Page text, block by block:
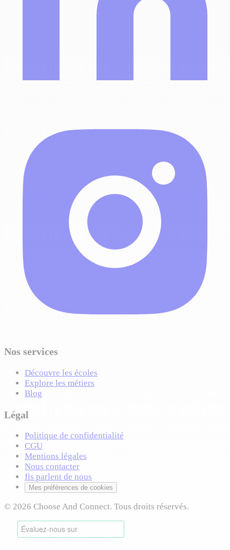
Nos services
Découvre les écoles
Explore les métiers
Blog
Légal
Politique de confidentialité
CGU
Mentions légales
Nous contacter
Ils parlent de nous
Mes préférences de cookies
© 2026 Choose And Connect. Tous droits réservés.